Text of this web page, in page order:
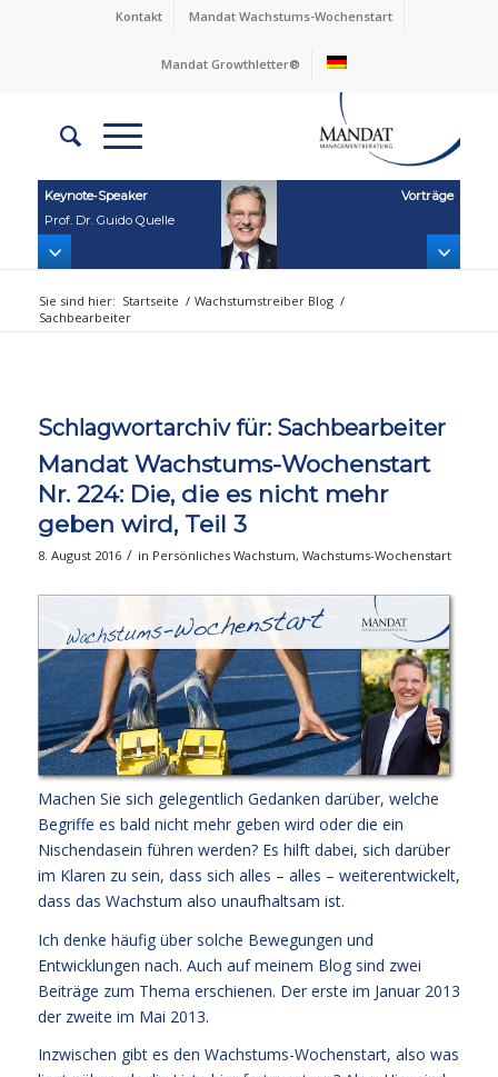
Kontakt Mandat Wachstums-Wochenstart
Mandat Growthletter®
Keynote‑Speaker
Prof. Dr. Guido Quelle
Vorträge
Sie sind hier: Startseite / Wachstumstreiber Blog /
Sachbearbeiter
Schlagwortarchiv für: Sachbearbeiter
Mandat Wachstums-Wochenstart
Nr. 224: Die, die es nicht mehr
geben wird, Teil 3
8. August 2016 / in Persönliches Wachstum, Wachstums-Wochenstart
Machen Sie sich gelegentlich Gedanken darüber, welche
Begriffe es bald nicht mehr geben wird oder die ein
Nischendasein führen werden? Es hilft dabei, sich darüber
im Klaren zu sein, dass sich alles – alles – weiterentwickelt,
dass das Wachstum also unaufhaltsam ist.
Ich denke häufig über solche Bewegungen und
Entwicklungen nach. Auch auf meinem Blog sind zwei
Beiträge zum Thema erschienen. Der erste im Januar 2013
der zweite im Mai 2013.
Inzwischen gibt es den Wachstums-Wochenstart, also was